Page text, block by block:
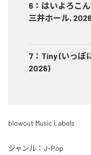
6 ： はいよろこ
三井ホール,
7 ： Tiny (いっぽ
2026)
blowout Music Labels
ジャンル： J-Pop